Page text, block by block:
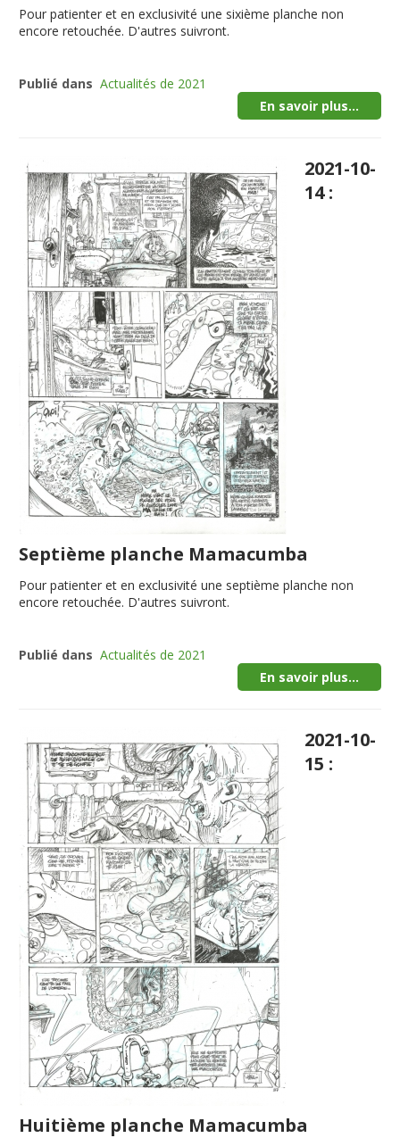
Pour patienter et en exclusivité une sixième planche non
encore retouchée. D'autres suivront.
Publié dans Actualités de 2021
En savoir plus...
2021-10-
14 :
Septième planche Mamacumba
Pour patienter et en exclusivité une septième planche non
encore retouchée. D'autres suivront.
Publié dans Actualités de 2021
En savoir plus...
2021-10-
15 :
Huitième planche Mamacumba